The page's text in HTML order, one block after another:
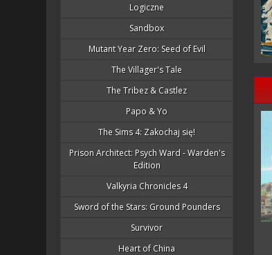
Logiczne
Sandbox
Mutant Year Zero: Seed of Evil
The Villager's Tale
The Tribez & Castlez
Papo & Yo
The Sims 4: Zakochaj się!
Prison Architect: Psych Ward - Warden's
Edition
Valkyria Chronicles 4
Sword of the Stars: Ground Pounders
Survivor
Heart of China